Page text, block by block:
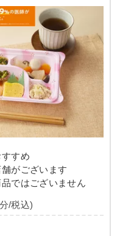
ム：647mg、食塩相当
。お弁当献立の一例と
にご提供可能なメニュ
ださい。
未満
㎎以下
㎎以下
。 ごはんセットでの栄養
すめ
がございます
ではございません
/税込)